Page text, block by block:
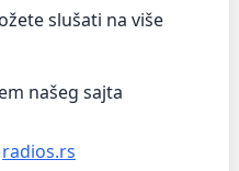
slušati na više
našeg sajta
radios.rs